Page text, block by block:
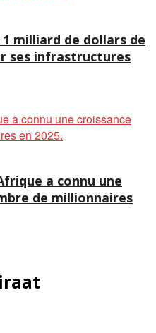
milliard de dollars de
ses infrastructures
a connu une
de millionnaires